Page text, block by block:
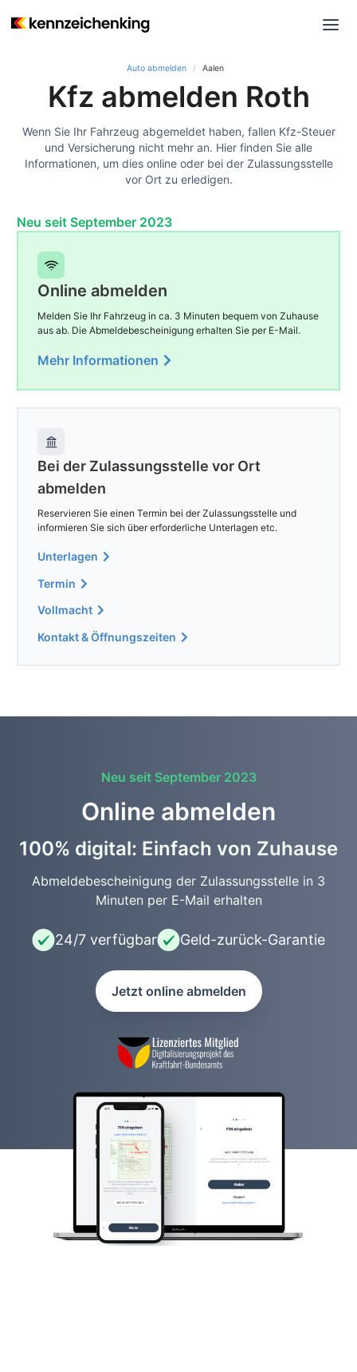
Auto abmelden Aalen
Kfz abmelden Roth
Wenn Sie Ihr Fahrzeug abgemeldet haben, fallen Kfz-Steuer
und Versicherung nicht mehr an. Hier finden Sie alle
Informationen, um dies online oder bei der Zulassungsstelle
vor Ort zu erledigen.
Neu seit September 2023
Online abmelden
Melden Sie Ihr Fahrzeug in ca. 3 Minuten bequem von Zuhause
aus ab. Die Abmeldebescheinigung erhalten Sie per E-Mail.
Mehr Informationen
Bei der Zulassungsstelle vor Ort
abmelden
Reservieren Sie einen Termin bei der Zulassungsstelle und
informieren Sie sich über erforderliche Unterlagen etc.
Unterlagen
Termin
Vollmacht
Kontakt & Öffnungszeiten
Neu seit September 2023
Online abmelden
100% digital: Einfach von Zuhause
Abmeldebescheinigung der Zulassungsstelle in 3
Minuten per E-Mail erhalten
24/7 verfügbar Geld-zurück-Garantie
Jetzt online abmelden